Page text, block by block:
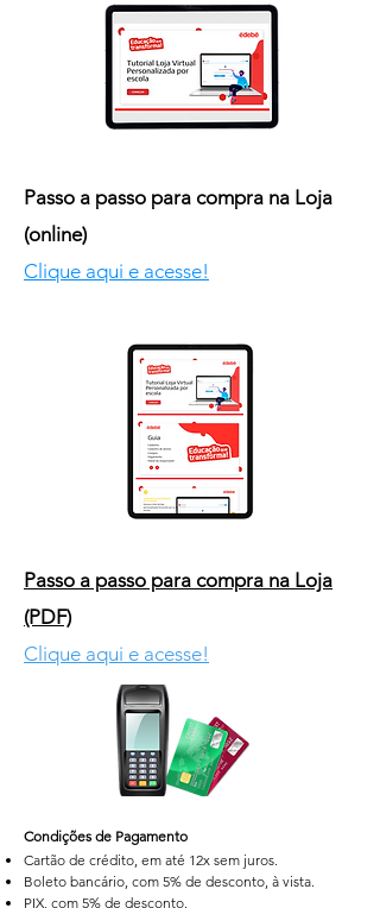
Passo a passo para compra na Loja
(online)
Clique aqui e acesse!
Passo a passo para compra na Loja
(PDF)
Clique aqui e acesse!
Condições de Pagamento
Cartão de crédito, em até 12x sem juros.
Boleto bancário, com 5% de desconto, à vista.
PIX, com 5% de desconto.